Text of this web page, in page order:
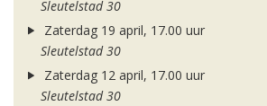
Sleutelstad 30
Zaterdag 19 april, 17.00 uur
Sleutelstad 30
Zaterdag 12 april, 17.00 uur
Sleutelstad 30